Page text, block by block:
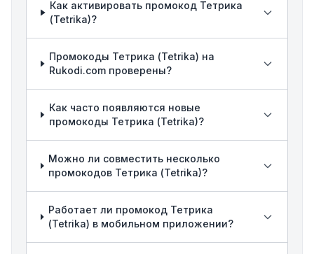
Как активировать промокод Тетрика
(Tetrika)?
Промокоды Тетрика (Tetrika) на
Rukodi.com проверены?
Как часто появляются новые
промокоды Тетрика (Tetrika)?
Можно ли совместить несколько
промокодов Тетрика (Tetrika)?
Работает ли промокод Тетрика
(Tetrika) в мобильном приложении?